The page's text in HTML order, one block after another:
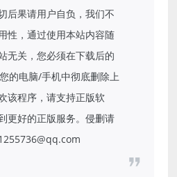
后果请用户自负，我们不
性，通过使用本站内容随
无关，您必须在下载后的
的电脑/手机中彻底删除上
该程序，请支持正版软
更好的正版服务。侵删请